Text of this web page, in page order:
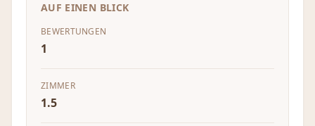
AUF EINEN BLICK
BEWERTUNGEN
1
ZIMMER
1.5